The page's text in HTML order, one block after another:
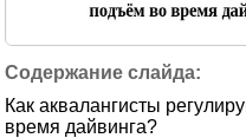
Как аквалангисты
время дайвинга?